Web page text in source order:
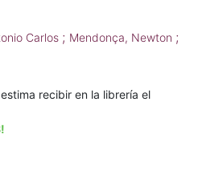
Carlos ; Mendonça, Newton ;
recibir en la librería el